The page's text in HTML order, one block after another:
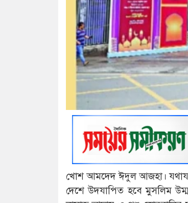
খোশ আমদেদ ঈদুল আজহা। যথাযথ
দেশে উদযাপিত হবে মুসলিম